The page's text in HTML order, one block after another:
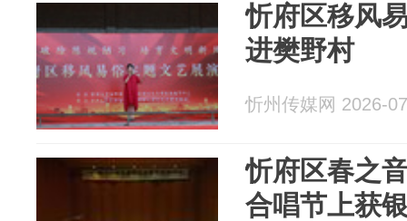
忻府区移风
进樊野村
忻州传媒网 2026-
忻府区春之
合唱节上获